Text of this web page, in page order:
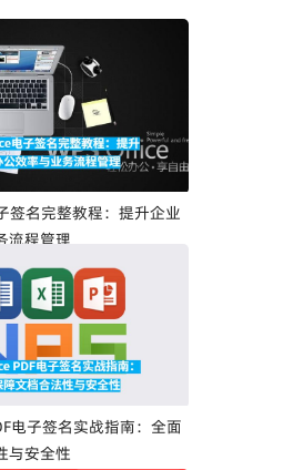
签名完整教程：提升企业
流程管理
电子签名实战指南：全面
与安全性